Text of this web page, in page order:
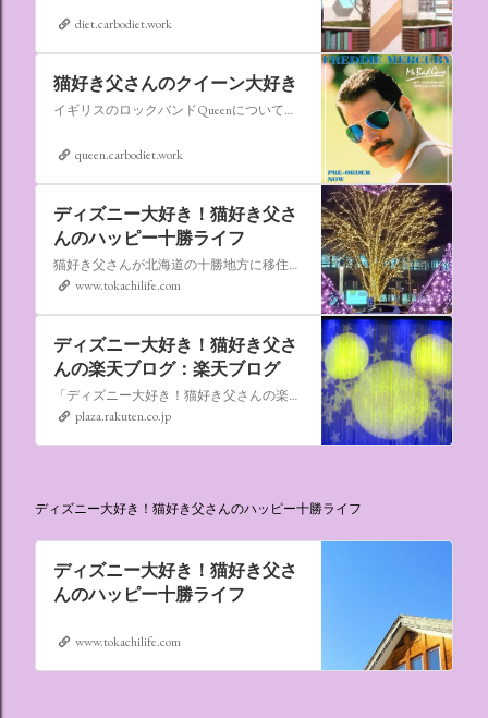
diet.carbodiet.work
猫好き父さんのクイーン大好き
イギリスのロックバンドQueenについての情報をアップします。
queen.carbodiet.work
ディズニー大好き！猫好き父さ
んのハッピー十勝ライフ
猫好き父さんが北海道の十勝地方に移住しました。なれない北海道の暮らしについてお伝えします。
www.tokachilife.com
ディズニー大好き！猫好き父さ
んの楽天ブログ：楽天ブログ
「ディズニー大好き！猫好き父さんの楽天ブログ」にようこそ！ いろんなブログサービスが廃止になるなか満を持して楽天ブログをはじめようと思います。 よろしくお願いいたします。
plaza.rakuten.co.jp
ディズニー大好き！猫好き父さんのハッピー十勝ライフ
ディズニー大好き！猫好き父さ
んのハッピー十勝ライフ
www.tokachilife.com